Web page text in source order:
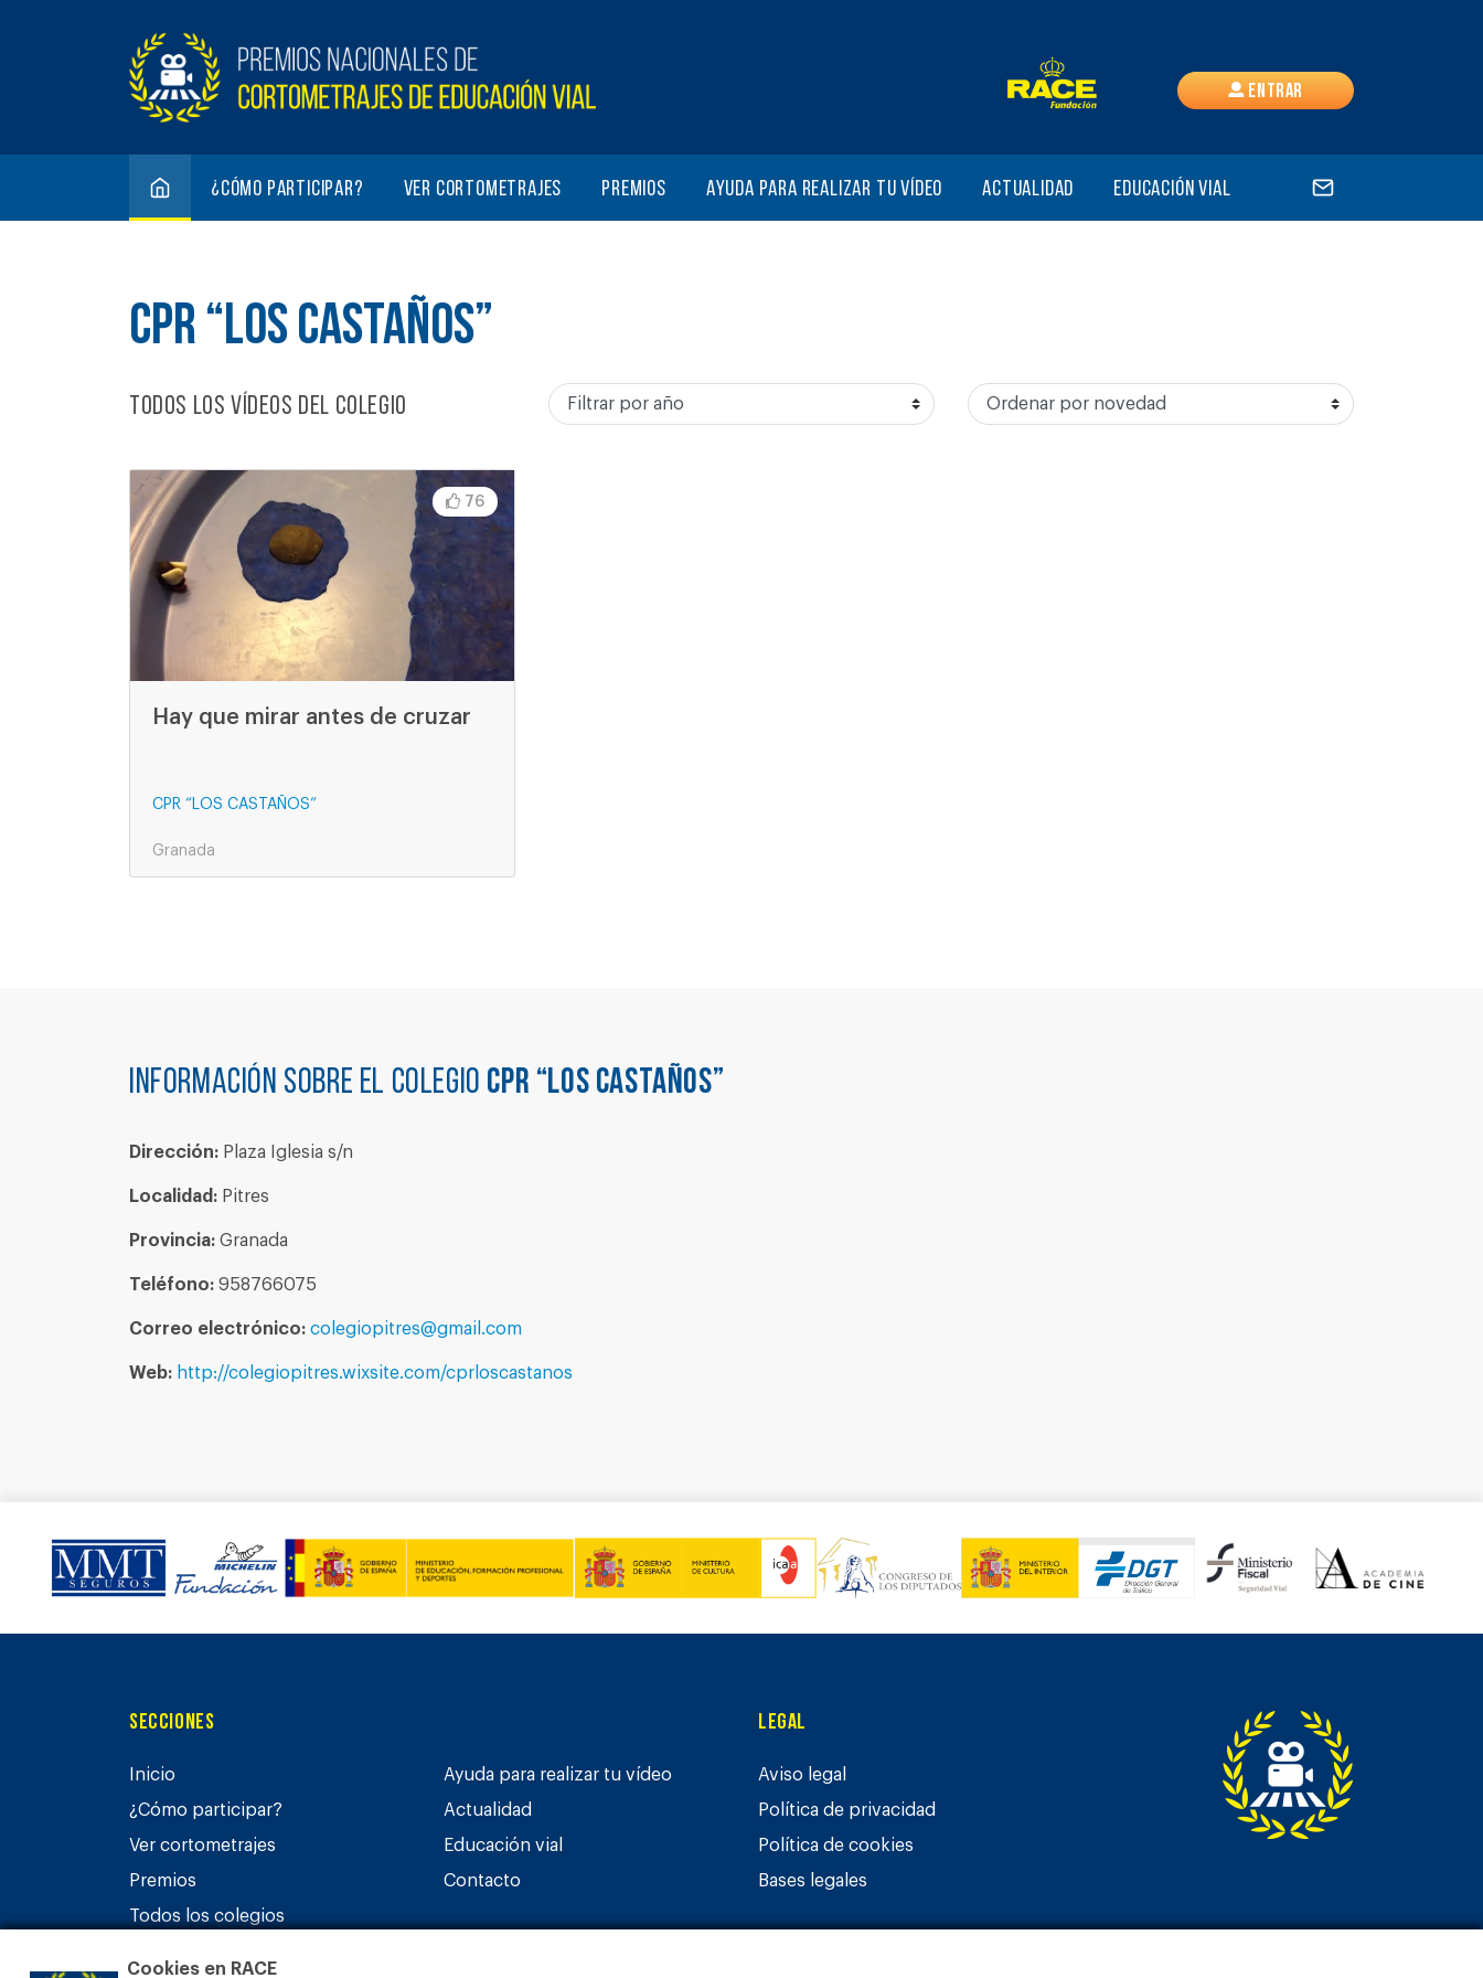
Cookies en RACE
Entrar
¿Cómo participar? Ver cortometrajes Premios Ayuda para realizar tu vídeo Actualidad Educación vial
CPR “LOS CASTAÑOS”
Todos los vídeos del colegio
76
Hay que mirar antes de cruzar
CPR “LOS CASTAÑOS”
Granada
Información sobre el colegio CPR “LOS CASTAÑOS”
Dirección: Plaza Iglesia s/n
Localidad: Pitres
Provincia: Granada
Teléfono: 958766075
Correo electrónico: colegiopitres@gmail.com
Web: http://colegiopitres.wixsite.com/cprloscastanos
Secciones
Inicio
¿Cómo participar?
Ver cortometrajes
Premios
Todos los colegios
Ayuda para realizar tu vídeo
Actualidad
Educación vial
Contacto
Legal
Aviso legal
Política de privacidad
Política de cookies
Bases legales